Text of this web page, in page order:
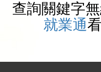
查詢關鍵字
就業通